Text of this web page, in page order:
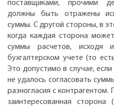
поставщиками, прочими
должны быть отражены
суммы. С другой стороны, в
когда каждая сторона
суммы расчетов, исходя
бухгалтерском учете (то
Это допустимо в случае,
не удалось согласовать
разногласия с
заинтересованная